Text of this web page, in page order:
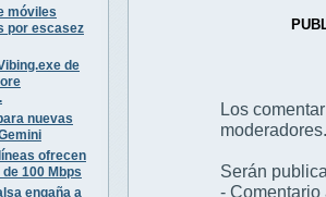
móviles
por escasez
de
nuevas
ofrecen
100 Mbps
engaña a
Los
moderadores.
Serán
- Comentario